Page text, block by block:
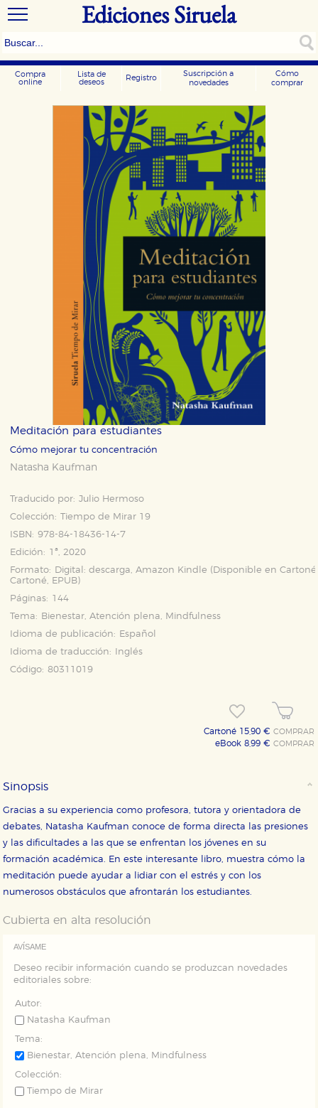
Ediciones Siruela
Compra
online
Lista de
deseos
Registro
Suscripción a
novedades
Cómo
comprar
Meditación para estudiantes
Cómo mejorar tu concentración
Natasha Kaufman
Traducido por: Julio Hermoso
Colección: Tiempo de Mirar 19
ISBN: 978-84-18436-14-7
Edición: 1ª, 2020
Formato:
Digital: descarga, Amazon Kindle (Disponible enCartoné
Cartoné, EPUB)
Páginas: 144
Tema:
Bienestar, Atención plena, Mindfulness
Idioma de publicación:
Español
Idioma de traducción:
Inglés
Código: 80311019
Cartoné 15,90 €COMPRAR
eBook 8,99 €COMPRAR
Sinopsis
Gracias a su experiencia como profesora, tutora y orientadora de
debates, Natasha Kaufman conoce de forma directa las presiones
y las dificultades a las que se enfrentan los jóvenes en su
formación académica. En este interesante libro, muestra cómo la
meditación puede ayudar a lidiar con el estrés y con los
numerosos obstáculos que afrontarán los estudiantes.
Cubierta en alta resolución
AVÍSAME
Deseo recibir información cuando se produzcan novedades
editoriales sobre:
Autor:
Natasha Kaufman
Tema:
Bienestar, Atención plena, Mindfulness
Colección:
Tiempo de Mirar
CONFIGURACIÓN DE COOKIES
nuestro sistema. Es posible hacerlo desde el
áreas de nuestra web dejen de funcionar
correctamente.
Cookies de rendimiento y analíticas
Estas cookies se utilizan para mejorar su experiencia
de navegación y optimizar el funcionamiento de
nuestro sitio web. Almacenan configuraciones de
servicios para que no tenga que reconfigurarlos cada
Estas cookies son gestionadas por nuestros socios
relevante para sus intereses en otros sitios. No
almacenan directamente información personal sino
GUARDAR CONFIGURACIÓN
Puede consultar nuestra